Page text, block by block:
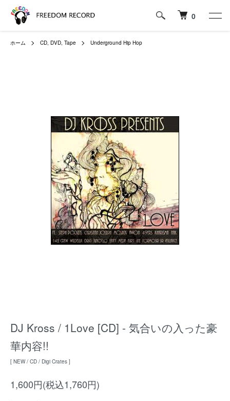
0
ホーム CD, DVD, Tape Underground Hip Hop
DJ Kross / 1Love [CD] - 気合いの入った豪
華内容!!
[ NEW / CD / Digi Crates ]
1,600円(税込1,760円)